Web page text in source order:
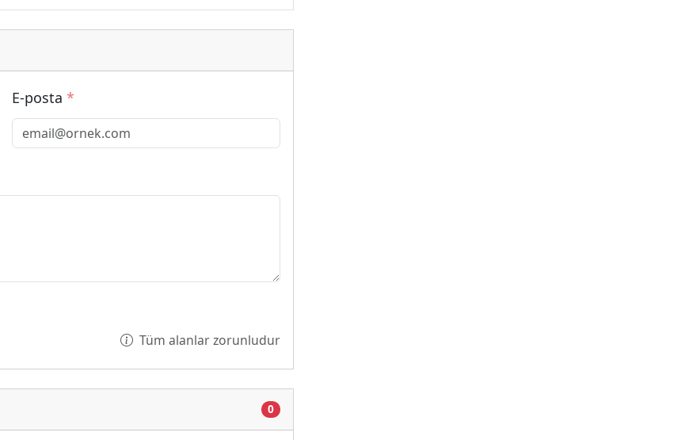
E-posta *
Tüm alanlar zorunludur
0